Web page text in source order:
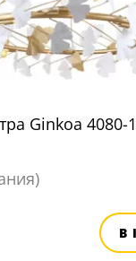
Ginkoa 4080-
В